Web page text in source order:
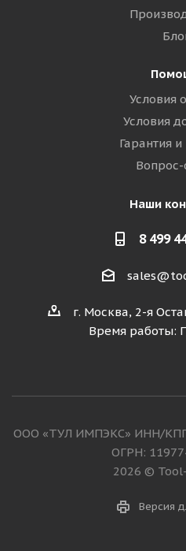
Условия
Условия
Гарантия
Вопрос-
Наши
8 499
г. Москва, 2-я
Время работы:
ООО «ТУЛ ИМПЭКС» ИНН/
ОГРН:
2026 ©
Версия